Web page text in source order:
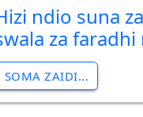
ndio suna
za faradhi
SOMA ZAIDI...